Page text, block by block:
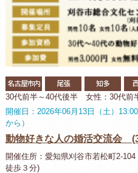
名古屋市内 尾張 知多
30代前半～40代後半 女性：30代前
開催日：2026年06月13日（土）
から）
動物好きな人の婚活交流会
開催住所：愛知県刈谷市若松町2-
徒歩３分)